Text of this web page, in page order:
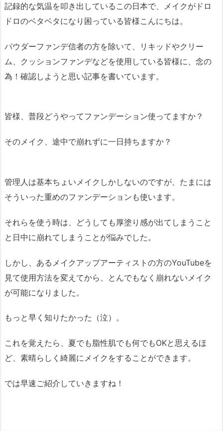
記録的な気温を叩き出しているこの日本で、メイクがドロ
ドロのベタベタになり困っている皆様こんにちは。
パウダーファンデ信者の方を除いて、リキッドやクリー
ム、クッションファンデなどを使用している皆様に、念の
為！確認しようと思い記事を書いています。
皆様、普段どうやってファンデーション使ってますか？
そのメイク、途中で崩れずに一日持ちますか？
管理人は基本ちょいメイクしかしないのですが、たまには
そういった重めのファンデーションも使います。
それらを使う時は、どうしても厚塗り感が出てしまうこと
と日中に崩れてしまうことが悩みでした。
しかし、あるメイクアップアーティストの方のYouTubeを
見て使用方法を変えてから、とんでもなく崩れないメイク
が可能になりました。
もっと早く知りたかった（泣）。
これを覚えたら、夏でも脂性肌でも何でもOKと思えるほ
ど、素晴らしく綺麗にメイクをすることができます。
では早速ご紹介していきますね！